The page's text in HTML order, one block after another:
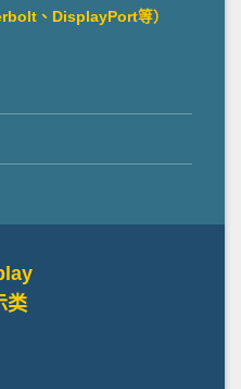
、DisplayPort等）
类